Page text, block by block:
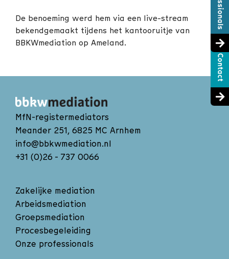
De benoeming werd hem via een live-stream
bekendgemaakt tijdens het kantooruitje van
BBKWmediation op Ameland.
MfN-registermediators
Meander 251, 6825 MC Arnhem
info@bbkwmediation.nl
+31 (0)26 - 737 0066
Zakelijke mediation
Arbeidsmediation
Groepsmediation
Procesbegeleiding
Onze professionals